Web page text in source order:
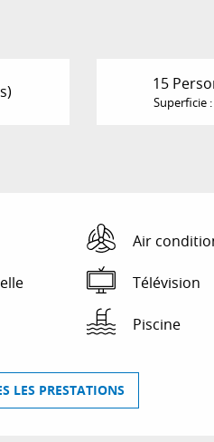
15
Superficie
Air
Télévision
Piscine
LES PRESTATIONS